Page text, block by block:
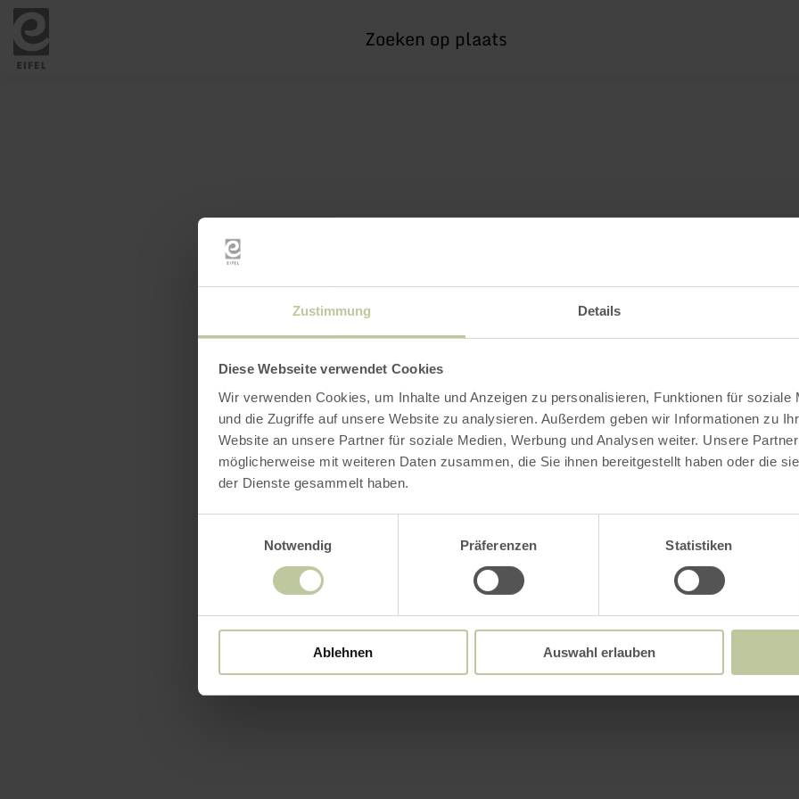
Zustimmung Details
Diese Webseite verwendet Cookies
Wir verwenden Cookies, um Inhalte und Anzeigen zu personalisieren, Funktionen für soziale
und die Zugriffe auf unsere Website zu analysieren. Außerdem geben wir Informationen zu
Website an unsere Partner für soziale Medien, Werbung und Analysen weiter. Unsere
möglicherweise mit weiteren Daten zusammen, die Sie ihnen bereitgestellt haben oder die
der Dienste gesammelt haben.
Notwendig
Präferenzen Statistiken
Ablehnen Auswahl erlauben
zoek